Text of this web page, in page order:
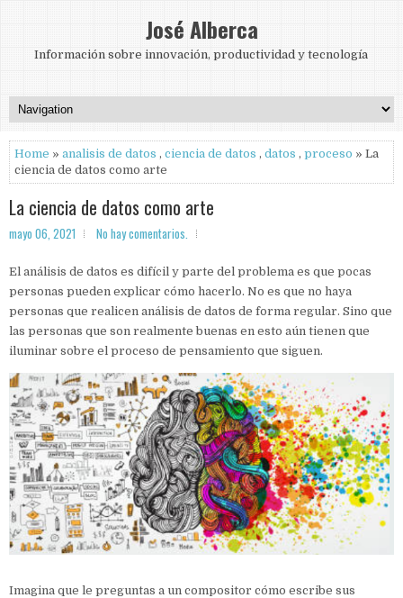
José Alberca
Información sobre innovación, productividad y tecnología
Home » analisis de datos , ciencia de datos , datos , proceso » La
ciencia de datos como arte
La ciencia de datos como arte
mayo 06, 2021 No hay comentarios.
El análisis de datos es difícil y parte del problema es que pocas
personas pueden explicar cómo hacerlo. No es que no haya
personas que realicen análisis de datos de forma regular. Sino que
las personas que son realmente buenas en esto aún tienen que
iluminar sobre el proceso de pensamiento que siguen.
Imagina que le preguntas a un compositor cómo escribe sus